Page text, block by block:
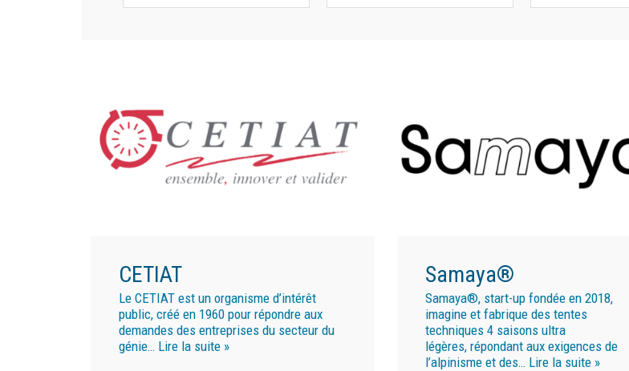
CETIAT
Le CETIAT est un organisme d’intérêt
public, créé en 1960 pour répondre aux
demandes des entreprises du secteur du
génie… Lire la suite »
Samaya®
Samaya®, start-up fondée en 2018,
imagine et fabrique des tentes
techniques 4 saisons ultra
légères, répondant aux exigences de
l’alpinisme et des… Lire la suite »